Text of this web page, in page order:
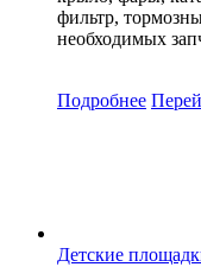
фильтр,
необходимых
Подробнее
Детские